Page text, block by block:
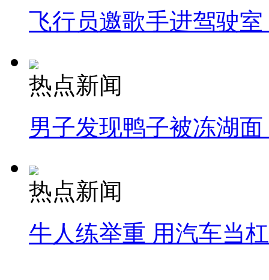
飞行员邀歌手进驾驶
热点新闻
男子发现鸭子被冻湖
热点新闻
牛人练举重 用汽车当